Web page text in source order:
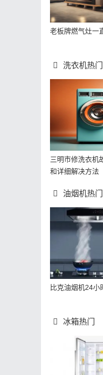
老板牌燃气灶一
洗衣机热门
三明市修洗衣机
和详细解决方法
油烟机热门
比克油烟机24小
冰箱热门